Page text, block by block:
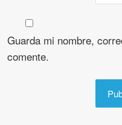
Guarda mi nombre,
comente.